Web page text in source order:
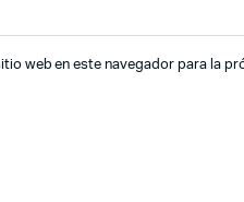
web en este navegador para la